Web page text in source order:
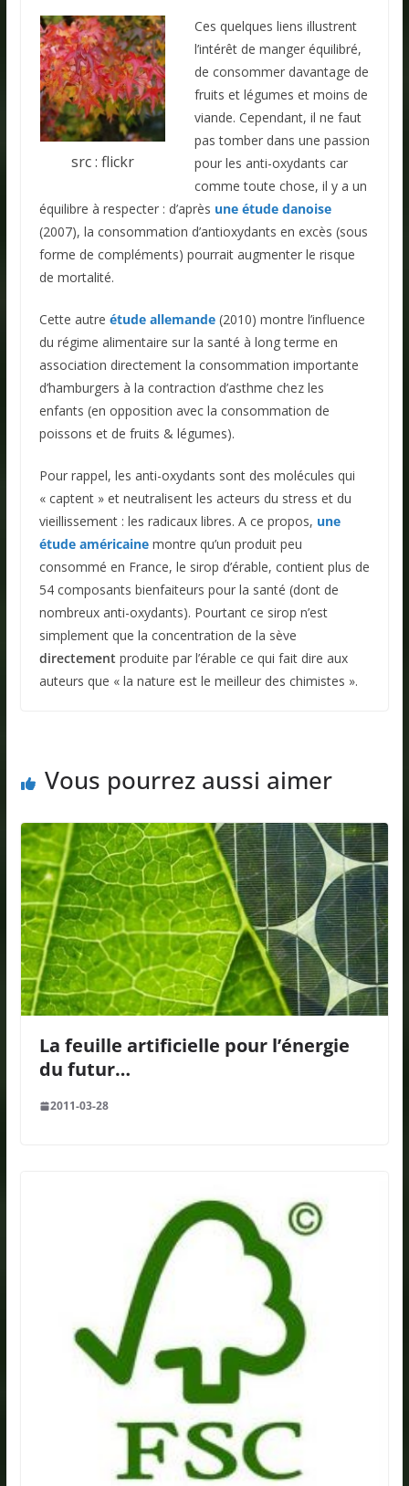
src : flickr
Ces quelques liens illustrent
l’intérêt de manger équilibré,
de consommer davantage de
fruits et légumes et moins de
viande. Cependant, il ne faut
pas tomber dans une passion
pour les anti-oxydants car
comme toute chose, il y a un
équilibre à respecter : d’après une étude danoise
(2007), la consommation d’antioxydants en excès (sous
forme de compléments) pourrait augmenter le risque
de mortalité.
Cette autre étude allemande(2010) montre l’influence
du régime alimentaire sur la santé à long terme en
association directement la consommation importante
d’hamburgers à la contraction d’asthme chez les
enfants (en opposition avec la consommation de
poissons et de fruits & légumes).
Pour rappel, les anti-oxydants sont des molécules qui
« captent » et neutralisent les acteurs du stress et du
vieillissement : les radicaux libres. A ce propos, une
étude américainemontre qu’un produit peu
consommé en France, le sirop d’érable, contient plus de
54 composants bienfaiteurs pour la santé (dont de
nombreux anti-oxydants). Pourtant ce sirop n’est
simplement que la concentration de la sève
directement produite par l’érable ce qui fait dire aux
auteurs que « la nature est le meilleur des chimistes ».
Vous pourrez aussi aimer
La feuille artificielle pour l’énergie
du futur…
2011-03-28